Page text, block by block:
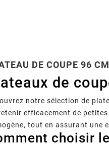
DE COUPE 96 CM
de
notre sélection de
efficacement de
tout en assurant une
choisir